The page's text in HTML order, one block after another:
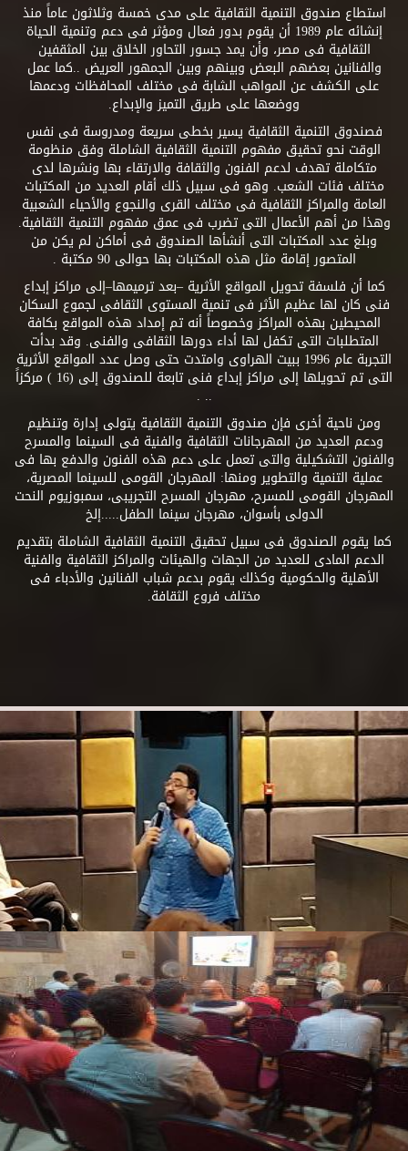
استطاع صندوق التنمية الثقافية على مدى خمسة وثلاثون عاماً منذ
إنشائه عام 1989 أن يقوم بدور فعال ومؤثر فى دعم وتنمية الحياة
الثقافية فى مصر، وأن يمد جسور التحاور الخلاق بين المثقفين
والفنانين بعضهم البعض وبينهم وبين الجمهور العريض ..كما عمل
على الكشف عن المواهب الشابة فى مختلف المحافظات ودعمها
ووضعها على طريق التميز والإبداع.
فصندوق التنمية الثقافية يسير بخطى سريعة ومدروسة فى نفس
الوقت نحو تحقيق مفهوم التنمية الثقافية الشاملة وفق منظومة
متكاملة تهدف لدعم الفنون والثقافة والارتقاء بها ونشرها لدى
مختلف فئات الشعب. وهو فى سبيل ذلك أقام العديد من المكتبات
العامة والمراكز الثقافية فى مختلف القرى والنجوع والأحياء الشعبية
وهذا من أهم الأعمال التى تضرب فى عمق مفهوم التنمية الثقافية.
وبلغ عدد المكتبات التى أنشأها الصندوق فى أماكن لم يكن من
المتصور إقامة مثل هذه المكتبات بها حوالى 90 مكتبة .
كما أن فلسفة تحويل المواقع الأثرية –بعد ترميمها–إلى مراكز إبداع
فنى كان لها عظيم الأثر فى تنمية المستوى الثقافى لجموع السكان
المحيطين بهذه المراكز وخصوصاً أنه تم إمداد هذه المواقع بكافة
المتطلبات التى تكفل لها أداء دورها الثقافى والفنى. وقد بدأت
التجربة عام 1996 ببيت الهراوى وامتدت حتى وصل عدد المواقع الأثرية
التى تم تحويلها إلى مراكز إبداع فنى تابعة للصندوق إلى (16 ) مركزاً
.. .
ومن ناحية أخرى فإن صندوق التنمية الثقافية يتولى إدارة وتنظيم
ودعم العديد من المهرجانات الثقافية والفنية فى السينما والمسرح
والفنون التشكيلية والتى تعمل على دعم هذه الفنون والدفع بها فى
عملية التنمية والتطوير ومنها: المهرجان القومى للسينما المصرية،
المهرجان القومى للمسرح، مهرجان المسرح التجريبى، سمبوزيوم النحت
الدولى بأسوان، مهرجان سينما الطفل.....إلخ
كما يقوم الصندوق فى سبيل تحقيق التنمية الثقافية الشاملة بتقديم
الدعم المادى للعديد من الجهات والهيئات والمراكز الثقافية والفنية
الأهلية والحكومية وكذلك يقوم بدعم شباب الفنانين والأدباء فى
مختلف فروع الثقافة.